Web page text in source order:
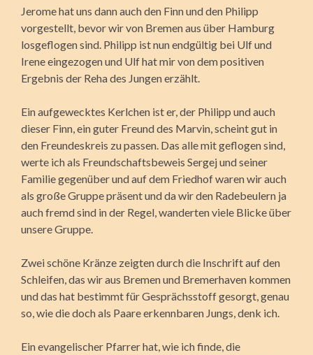
Jerome hat uns dann auch den Finn und den Philipp
vorgestellt, bevor wir von Bremen aus über Hamburg
losgeflogen sind. Philipp ist nun endgültig bei Ulf und
Irene eingezogen und Ulf hat mir von dem positiven
Ergebnis der Reha des Jungen erzählt.
Ein aufgewecktes Kerlchen ist er, der Philipp und auch
dieser Finn, ein guter Freund des Marvin, scheint gut in
den Freundeskreis zu passen. Das alle mit geflogen sind,
werte ich als Freundschaftsbeweis Sergej und seiner
Familie gegenüber und auf dem Friedhof waren wir auch
als große Gruppe präsent und da wir den Radebeulern ja
auch fremd sind in der Regel, wanderten viele Blicke über
unsere Gruppe.
Zwei schöne Kränze zeigten durch die Inschrift auf den
Schleifen, das wir aus Bremen und Bremerhaven kommen
und das hat bestimmt für Gesprächsstoff gesorgt, genau
so, wie die doch als Paare erkennbaren Jungs, denk ich.
Ein evangelischer Pfarrer hat, wie ich finde, die